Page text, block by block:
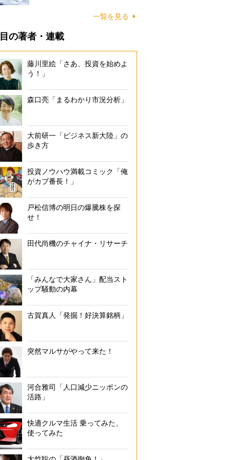
一覧を見る
の著者・連載
藤川里絵「さあ、投資を始めよ
う！」
森口亮「まるわかり市況分析」
大前研一「ビジネス新大陸」の
歩き方
投資ノウハウ満載コミック「俺
がカブ番長！」
戸松信博の明日の爆騰株を探
せ！
田代尚機のチャイナ・リサーチ
「みんなで大家さん」配当スト
ップ騒動の内幕
古賀真人「発掘！好決算銘柄」
突然マルサがやって来た！
河合雅司「人口減少ニッポンの
活路」
快適クルマ生活 乗ってみた、
使ってみた